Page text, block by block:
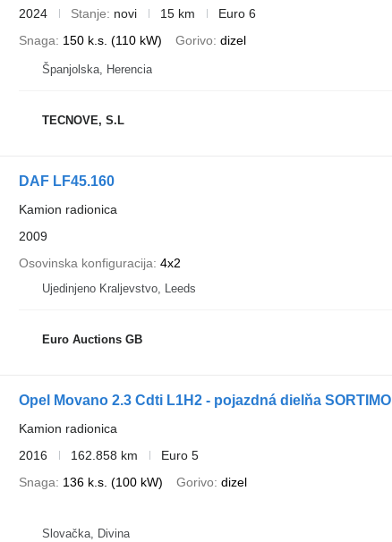
2024
Stanje novi 15 km
Euro 6
Snaga
150 k.s. (110 kW) Gorivo dizel
Španjolska, Herencia
TECNOVE, S.L
DAF LF45.160
Kamion radionica
2009
Osovinska konfiguracija 4x2
Ujedinjeno Kraljevstvo, Leeds
Euro Auctions GB
Opel Movano 2.3 Cdti L1H2 - pojazdná dielňa SORTIMO
Kamion radionica
2016
162.858 km
Euro 5
Snaga
136 k.s. (100 kW) Gorivo dizel
Slovačka, Divina